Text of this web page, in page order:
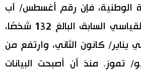
تواصل معنا
الوطنية، فإن رقم أغسطس/ آب
تجاوز بكثير الرقم القياسي السابق البالغ 132 شخصًا،
كانون الثاني، وارتفع من
تموز. منذ أن أصبحت البيانات